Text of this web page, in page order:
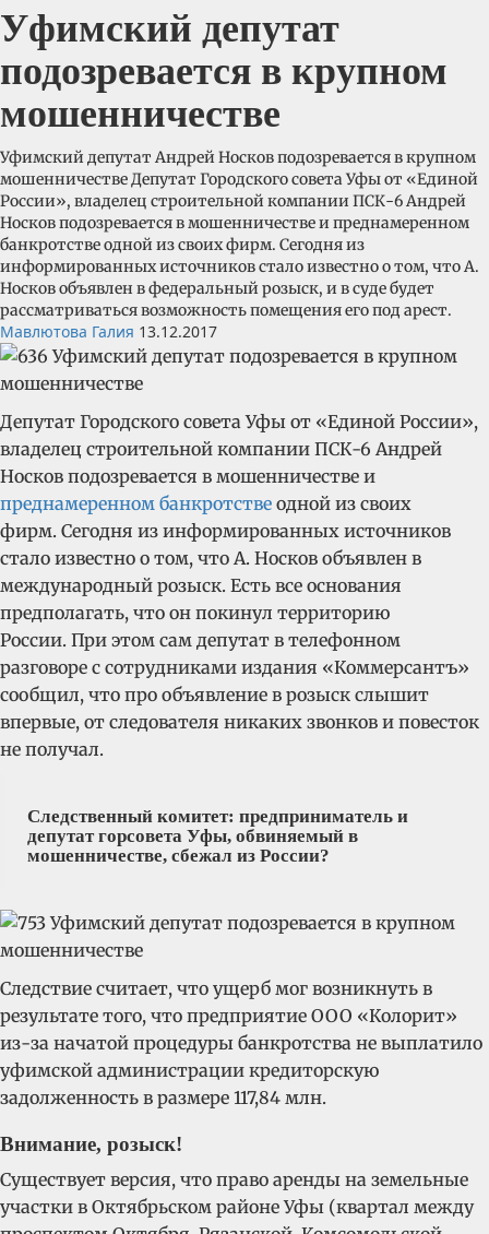
Уфимский депутат
подозревается в крупном
мошенничестве
Уфимский депутат Андрей Носков подозревается в крупном
мошенничестве Депутат Городского совета Уфы от «Единой
России», владелец строительной компании ПСК-6 Андрей
Носков подозревается в мошенничестве и преднамеренном
банкротстве одной из своих фирм. Сегодня из
информированных источников стало известно о том, что А.
Носков объявлен в федеральный розыск, и в суде будет
рассматриваться возможность помещения его под арест.
Мавлютова Галия 13.12.2017
Депутат Городского совета Уфы от «Единой России»,
владелец строительной компании ПСК-6 Андрей
Носков подозревается в мошенничестве и
преднамеренном банкротстве одной из своих
фирм. Сегодня из информированных источников
стало известно о том, что А. Носков объявлен в
международный розыск. Есть все основания
предполагать, что он покинул территорию
России. При этом сам депутат в телефонном
разговоре с сотрудниками издания «Коммерсантъ»
сообщил, что про объявление в розыск слышит
впервые, от следователя никаких звонков и повесток
не получал.
Следственный комитет: предприниматель и
депутат горсовета Уфы, обвиняемый в
мошенничестве, сбежал из России?
Следствие считает, что ущерб мог возникнуть в
результате того, что предприятие ООО «Колорит»
из-за начатой процедуры банкротства не выплатило
уфимской администрации кредиторскую
задолженность в размере 117,84 млн.
Внимание, розыск!
Существует версия, что право аренды на земельные
участки в Октябрьском районе Уфы (квартал между